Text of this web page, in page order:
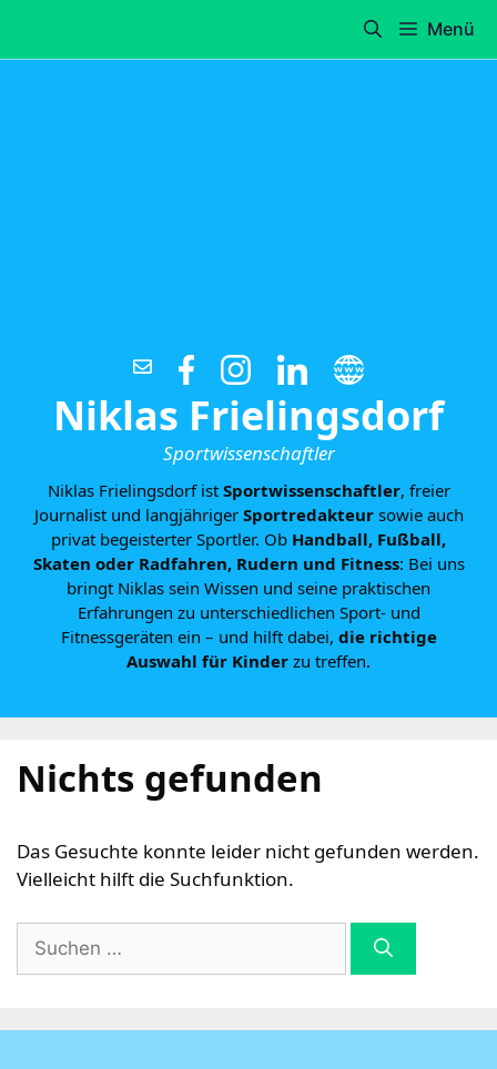
springen
Menü
Niklas Frielingsdorf
Sportwissenschaftler
Niklas Frielingsdorf ist Sportwissenschaftler, freier
Journalist und langjähriger Sportredakteursowie auch
privat begeisterter Sportler. Ob Handball, Fußball,
Skaten oder Radfahren, Rudern und Fitness: Bei uns
bringt Niklas sein Wissen und seine praktischen
Erfahrungen zu unterschiedlichen Sport- und
Fitnessgeräten ein – und hilft dabei, die richtige
Auswahl für Kinder zu treffen.
Nichts gefunden
Das Gesuchte konnte leider nicht gefunden werden.
Vielleicht hilft die Suchfunktion.
Suchen
nach: